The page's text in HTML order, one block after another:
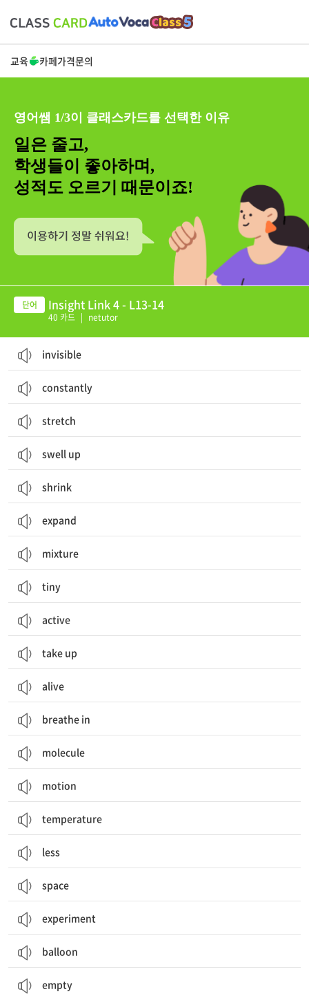
교육 카페가격문의
영어쌤 1/3이 클래스카드를 선택한 이유
일은 줄고,
학생들이 좋아하며,
성적도 오르기 때문이죠!
Insight Link 4 - L13-14
40 카드 | netutor
invisible
constantly
stretch
swell up
shrink
expand
mixture
tiny
active
take up
alive
breathe in
molecule
motion
temperature
less
space
experiment
balloon
empty